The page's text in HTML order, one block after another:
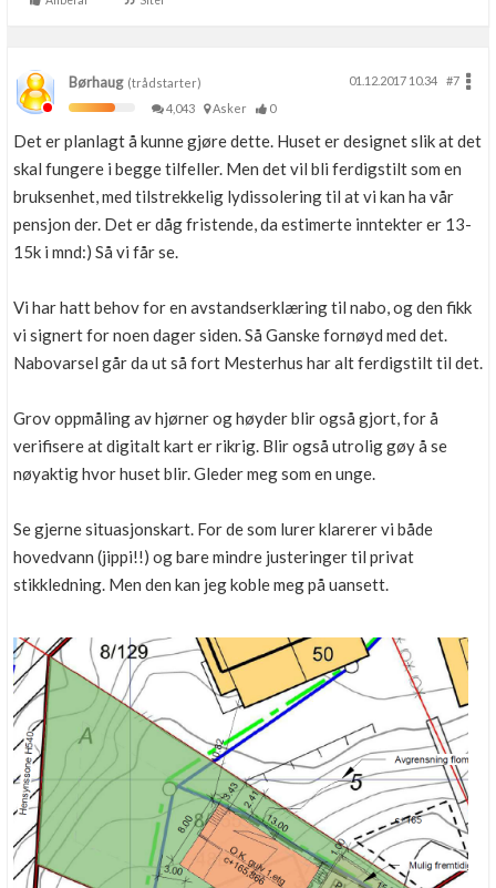
Børhaug(trådstarter) 01.12.2017 10.34
#7
4,043
Asker 0
Det er planlagt å kunne gjøre dette. Huset er designet slik at det
skal fungere i begge tilfeller. Men det vil bli ferdigstilt som en
bruksenhet, med tilstrekkelig lydissolering til at vi kan ha vår
pensjon der. Det er dåg fristende, da estimerte inntekter er 13-
15k i mnd:) Så vi får se.
Vi har hatt behov for en avstandserklæring til nabo, og den fikk
vi signert for noen dager siden. Så Ganske fornøyd med det.
Nabovarsel går da ut så fort Mesterhus har alt ferdigstilt til det.
Grov oppmåling av hjørner og høyder blir også gjort, for å
verifisere at digitalt kart er rikrig. Blir også utrolig gøy å se
nøyaktig hvor huset blir. Gleder meg som en unge.
Se gjerne situasjonskart. For de som lurer klarerer vi både
hovedvann (jippi!!) og bare mindre justeringer til privat
stikkledning. Men den kan jeg koble meg på uansett.